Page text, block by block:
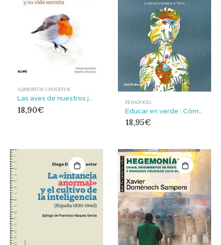
ALIMENTOS Y HUERTOS
Las aves de nuestros jardines, ciudades y pueblos
18,90€
PEDAGOGÍA
18,95€